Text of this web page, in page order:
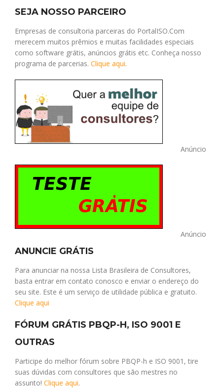
SEJA NOSSO PARCEIRO
Empresas de consultoria parceiras do PortalISO.Com
merecem muitos prêmios e muitas facilidades especiais
como software grátis, anúncios grátis etc. Conheça nosso
programa de parcerias. Clique aqui.
Anúncio
Anúncio
ANUNCIE GRÁTIS
Para anunciar na nossa Lista Brasileira de Consultores,
basta entrar em contato conosco e enviar o endereço do
seu site. Este é um serviço de utilidade pública e gratuito.
Clique aqui
FÓRUM GRÁTIS PBQP-H, ISO 9001 E
OUTRAS
Participe do melhor fórum sobre PBQP-h e ISO 9001, tire
suas dúvidas com consultores que são mestres no
assunto! Clique aqui.